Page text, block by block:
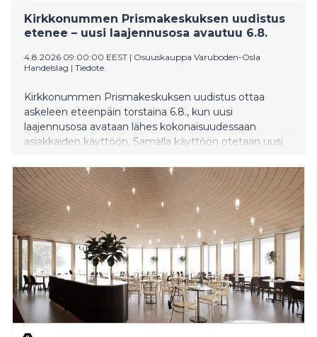
Kirkkonummen Prismakeskuksen uudistus
etenee – uusi laajennusosa avautuu 6.8.
4.8.2026 09:00:00 EEST | Osuuskauppa Varuboden-Osla
Handelslag | Tiedote
Kirkkonummen Prismakeskuksen uudistus ottaa
askeleen eteenpäin torstaina 6.8., kun uusi
laajennusosa avataan lähes kokonaisuudessaan
asiakkaiden käyttöön. Samalla käyttöön otetaan uusi
ja noutopalveluiden kokonaisuus laajenee ja
ravintolamaailma alkaa palvella asiakkaita vaiheittain.